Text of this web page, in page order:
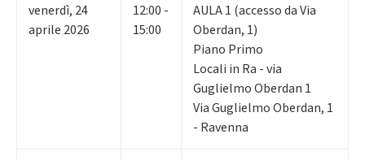
venerdì, 24
aprile 2026
12:00 -
15:00
AULA 1 (accesso da Via
Oberdan, 1)
Piano Primo
Locali in Ra - via
Guglielmo Oberdan 1
Via Guglielmo Oberdan, 1
- Ravenna